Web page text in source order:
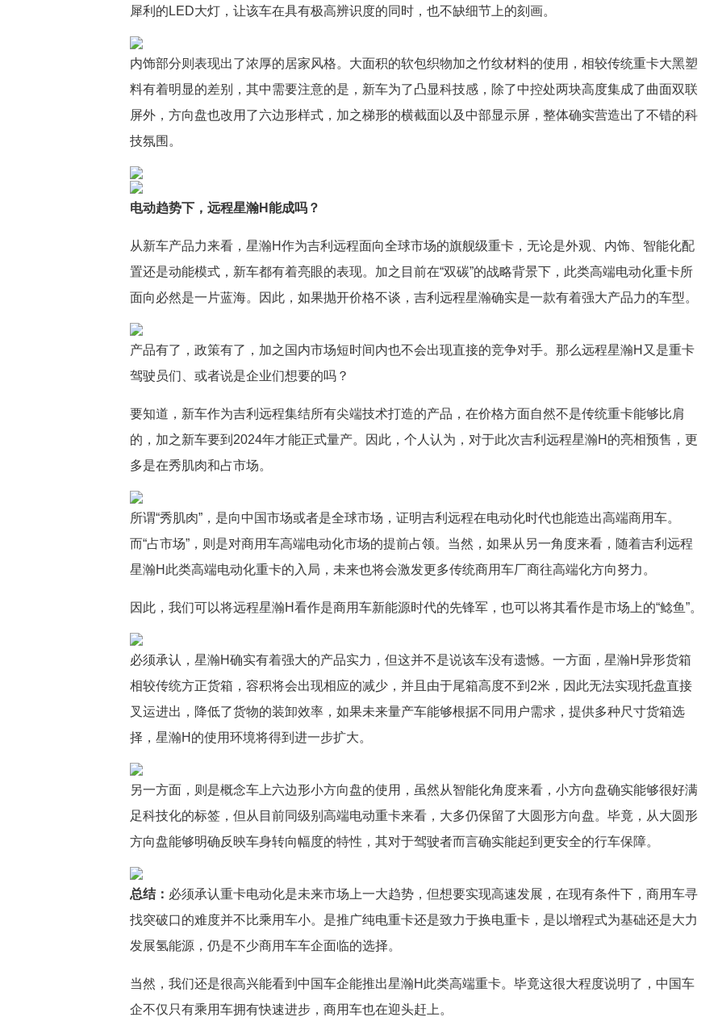
犀利的LED大灯，让该车在具有极高辨识度的同时，也不缺细节上的刻画。
内饰部分则表现出了浓厚的居家风格。大面积的软包织物加之竹纹材料的使用，相较传统重卡大黑塑
料有着明显的差别，其中需要注意的是，新车为了凸显科技感，除了中控处两块高度集成了曲面双联
屏外，方向盘也改用了六边形样式，加之梯形的横截面以及中部显示屏，整体确实营造出了不错的科
技氛围。
电动趋势下，远程星瀚H能成吗？
从新车产品力来看，星瀚H作为吉利远程面向全球市场的旗舰级重卡，无论是外观、内饰、智能化配
置还是动能模式，新车都有着亮眼的表现。加之目前在“双碳”的战略背景下，此类高端电动化重卡所
面向必然是一片蓝海。因此，如果抛开价格不谈，吉利远程星瀚确实是一款有着强大产品力的车型。
产品有了，政策有了，加之国内市场短时间内也不会出现直接的竞争对手。那么远程星瀚H又是重卡
驾驶员们、或者说是企业们想要的吗？
要知道，新车作为吉利远程集结所有尖端技术打造的产品，在价格方面自然不是传统重卡能够比肩
的，加之新车要到2024年才能正式量产。因此，个人认为，对于此次吉利远程星瀚H的亮相预售，更
多是在秀肌肉和占市场。
所谓“秀肌肉”，是向中国市场或者是全球市场，证明吉利远程在电动化时代也能造出高端商用车。
而“占市场”，则是对商用车高端电动化市场的提前占领。当然，如果从另一角度来看，随着吉利远程
星瀚H此类高端电动化重卡的入局，未来也将会激发更多传统商用车厂商往高端化方向努力。
因此，我们可以将远程星瀚H看作是商用车新能源时代的先锋军，也可以将其看作是市场上的“鲶鱼”。
必须承认，星瀚H确实有着强大的产品实力，但这并不是说该车没有遗憾。一方面，星瀚H异形货箱
相较传统方正货箱，容积将会出现相应的减少，并且由于尾箱高度不到2米，因此无法实现托盘直接
叉运进出，降低了货物的装卸效率，如果未来量产车能够根据不同用户需求，提供多种尺寸货箱选
择，星瀚H的使用环境将得到进一步扩大。
另一方面，则是概念车上六边形小方向盘的使用，虽然从智能化角度来看，小方向盘确实能够很好满
足科技化的标签，但从目前同级别高端电动重卡来看，大多仍保留了大圆形方向盘。毕竟，从大圆形
方向盘能够明确反映车身转向幅度的特性，其对于驾驶者而言确实能起到更安全的行车保障。
总结： 必须承认重卡电动化是未来市场上一大趋势，但想要实现高速发展，在现有条件下，商用车寻
找突破口的难度并不比乘用车小。是推广纯电重卡还是致力于换电重卡，是以增程式为基础还是大力
发展氢能源，仍是不少商用车车企面临的选择。
当然，我们还是很高兴能看到中国车企能推出星瀚H此类高端重卡。毕竟这很大程度说明了，中国车
企不仅只有乘用车拥有快速进步，商用车也在迎头赶上。